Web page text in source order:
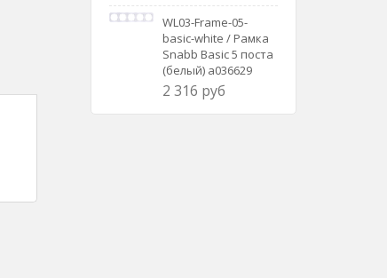
WL03-Frame-05-
basic-white / Рамка
Snabb Basic 5 поста
(белый) a036629
2 316 руб